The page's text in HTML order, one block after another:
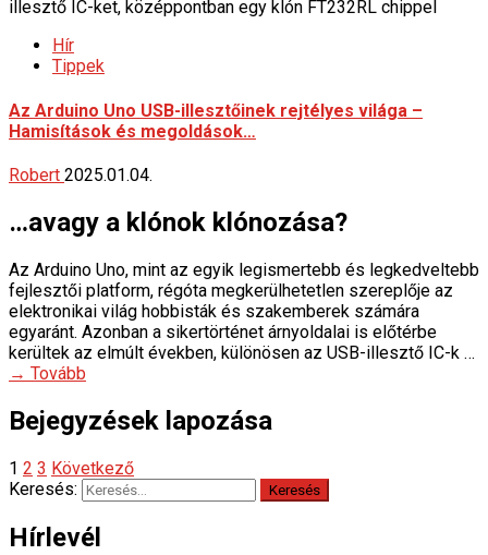
Hír
Tippek
Az Arduino Uno USB-illesztőinek rejtélyes világa –
Hamisítások és megoldások…
Robert 2025.01.04.
…avagy a klónok klónozása?
Az Arduino Uno, mint az egyik legismertebb és legkedveltebb
fejlesztői platform, régóta megkerülhetetlen szereplője az
elektronikai világ hobbisták és szakemberek számára
egyaránt. Azonban a sikertörténet árnyoldalai is előtérbe
kerültek az elmúlt években, különösen az USB-illesztő IC-k …
→ Tovább
Bejegyzések lapozása
1 2 3 Következő
Keresés:
Hírlevél